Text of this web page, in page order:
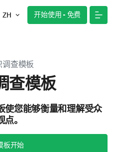
ZH 开始使用 - 免费
调查模板
查模板
使您能够衡量和理解受众
。
板开始